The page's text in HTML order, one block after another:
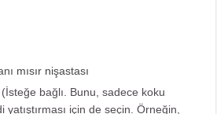
mısır nişastası
(İsteğe bağlı. Bunu, sadece koku
için de seçin. Örneğin,